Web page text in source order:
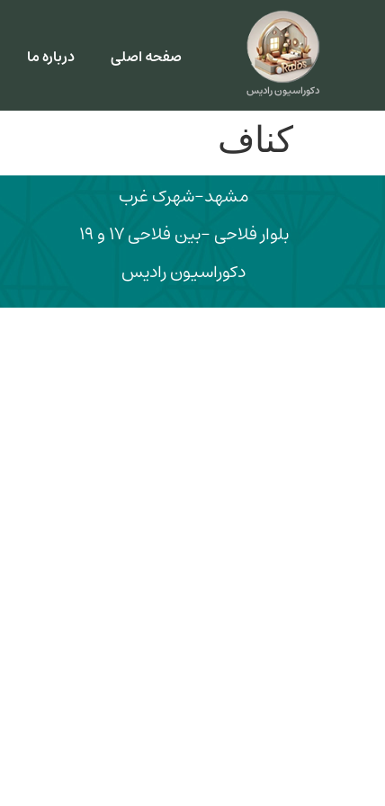
دکوراسیون رادیس
صفحه اصلی درباره ما
کناف
مشهد-شهرک غرب
بلوار فلاحی -بین فلاحی ۱۷ و ۱۹
دکوراسیون رادیس